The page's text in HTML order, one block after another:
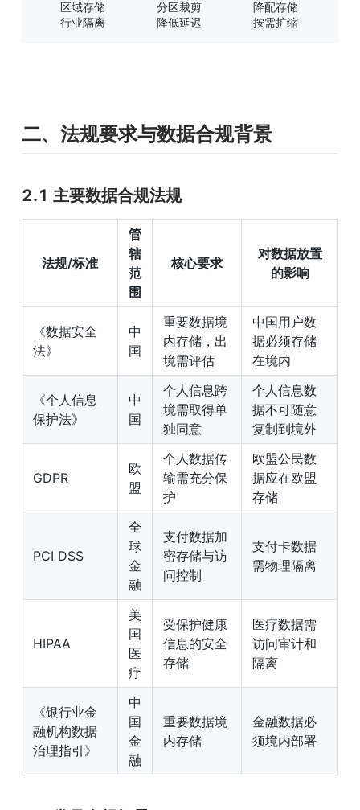
    区域存储        分区裁剪        降配存储
    行业隔离        降低延迟        按需扩缩
二、法规要求与数据合规背景
2.1 主要数据合规法规
法规/标准
管
辖
范
围
核心要求
对数据放置
的影响
《数据安全
法》
中
国
重要数据境
内存储，出
境需评估
中国用户数
据必须存储
在境内
《个人信息
保护法》
中
国
个人信息跨
境需取得单
独同意
个人信息数
据不可随意
复制到境外
GDPR
欧
盟
个人数据传
输需充分保
护
欧盟公民数
据应在欧盟
存储
PCI DSS
全
球
金
融
支付数据加
密存储与访
问控制
支付卡数据
需物理隔离
HIPAA
美
国
医
疗
受保护健康
信息的安全
存储
医疗数据需
访问审计和
隔离
《银行业金
融机构数据
治理指引》
中
国
金
融
重要数据境
内存储
金融数据必
须境内部署